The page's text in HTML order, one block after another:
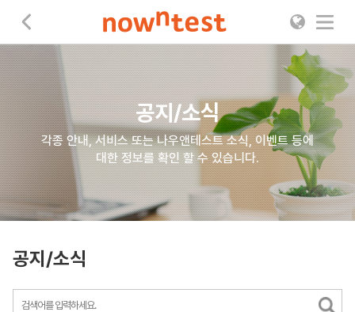
공지/소식
각종 안내, 서비스 또는 나우앤테스트 소식, 이벤트 등에
대한 정보를 확인 할 수 있습니다.
공지/소식